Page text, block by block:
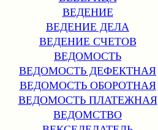
ВЕДЕНИЕ
ВЕДЕНИЕ ДЕЛА
ВЕДЕНИЕ СЧЕТОВ
ВЕДОМОСТЬ
ВЕДОМОСТЬ ДЕФЕКТНАЯ
ВЕДОМОСТЬ ОБОРОТНАЯ
ВЕДОМОСТЬ ПЛАТЕЖНАЯ
ВЕДОМСТВО